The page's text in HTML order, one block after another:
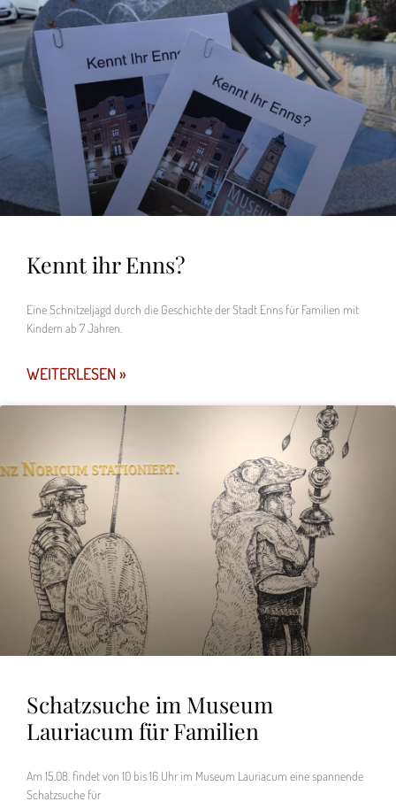
Kennt ihr Enns?
Eine Schnitzeljagd durch die Geschichte der Stadt Enns für Familien mit
Kindern ab 7 Jahren.
WEITERLESEN »
Schatzsuche im Museum
Lauriacum für Familien
Am 15.08. findet von 10 bis 16 Uhr im Museum Lauriacum eine spannende
Schatzsuche für